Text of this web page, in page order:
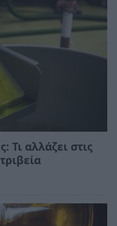
Τι αλλάζει στις